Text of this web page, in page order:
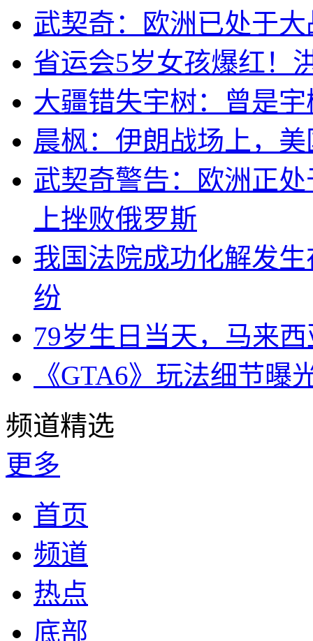
武契奇：欧洲已处于
省运会5岁女孩爆红！
大疆错失宇树：曾是
晨枫：伊朗战场上，
武契奇警告：欧洲正
上挫败俄罗斯
我国法院成功化解发
纷
79岁生日当天，马来
《GTA6》玩法细节
频道精选
更多
首页
频道
热点
底部